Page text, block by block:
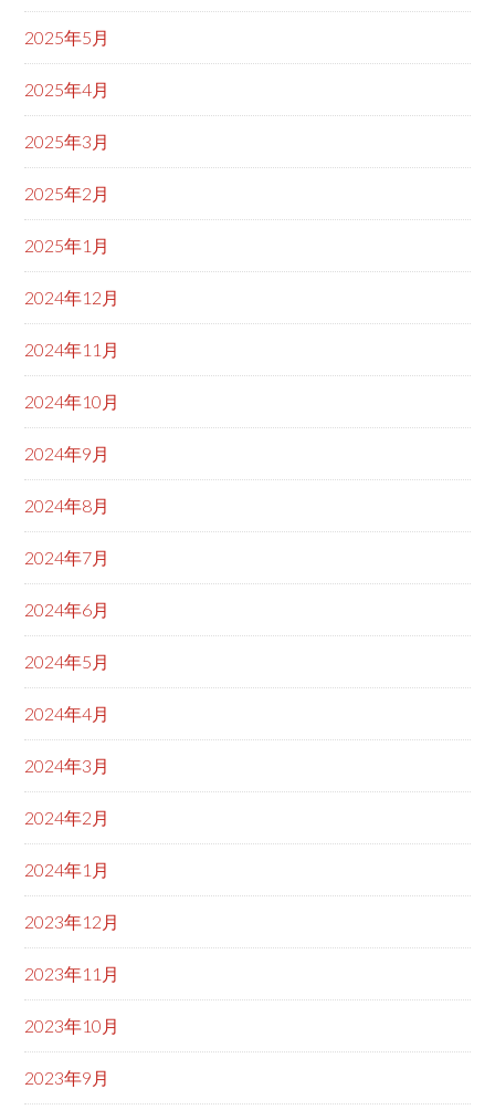
2025年5月
2025年4月
2025年3月
2025年2月
2025年1月
2024年12月
2024年11月
2024年10月
2024年9月
2024年8月
2024年7月
2024年6月
2024年5月
2024年4月
2024年3月
2024年2月
2024年1月
2023年12月
2023年11月
2023年10月
2023年9月